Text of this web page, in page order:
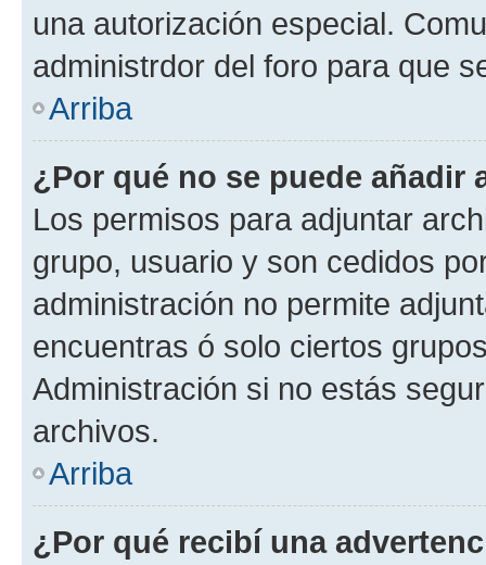
una autorización especial.
administrdor del foro para que
Arriba
¿Por qué no se puede añadir
Los permisos para adjuntar
grupo, usuario y son cedidos
administración no permite
encuentras ó solo ciertos
Administración si no estás
archivos.
Arriba
¿Por qué recibí una